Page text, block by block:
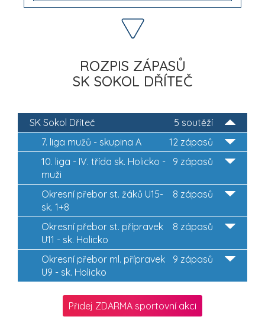
ROZPIS ZÁPASŮ
SK SOKOL DŘÍTEČ
5 soutěží
SK Sokol Dříteč
12 zápasů
7. liga mužů - skupina A
9 zápasů
10. liga - IV. třída sk. Holicko -
muži
8 zápasů
Okresní přebor st. žáků U15-
sk. 1+8
8 zápasů
Okresní přebor st. přípravek
U11 - sk. Holicko
9 zápasů
Okresní přebor ml. přípravek
U9 - sk. Holicko
Přidej ZDARMA sportovní akci